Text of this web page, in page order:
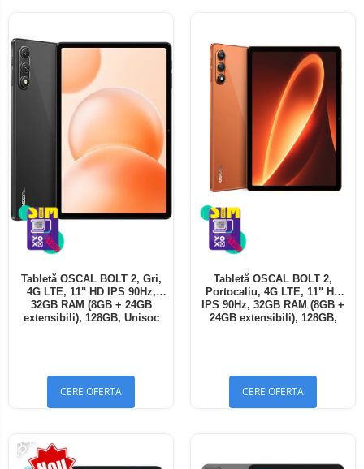
Tabletă OSCAL BOLT 2, Gri,
4G LTE, 11" HD IPS 90Hz,
32GB RAM (8GB + 24GB
extensibili), 128GB, Unisoc
CERE OFERTA
Tabletă OSCAL BOLT 2,
Portocaliu, 4G LTE, 11" HD
IPS 90Hz, 32GB RAM (8GB +
24GB extensibili), 128GB,
CERE OFERTA
-13%